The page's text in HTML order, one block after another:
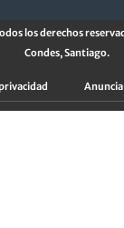
los derechos
Condes, Santiago.